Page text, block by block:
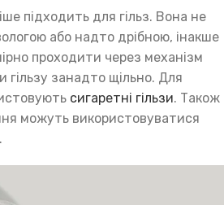
підходить для гільз. Вона не
або надто дрібною, інакше
проходити через механізм
занадто щільно. Для
сигаретні гільзи. Також
можуть використовуватися
.